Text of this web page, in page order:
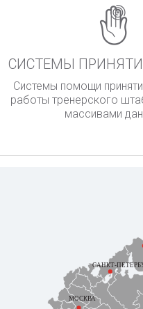
СИСТЕМЫ
Системы помощи
работы тренерского
массивами